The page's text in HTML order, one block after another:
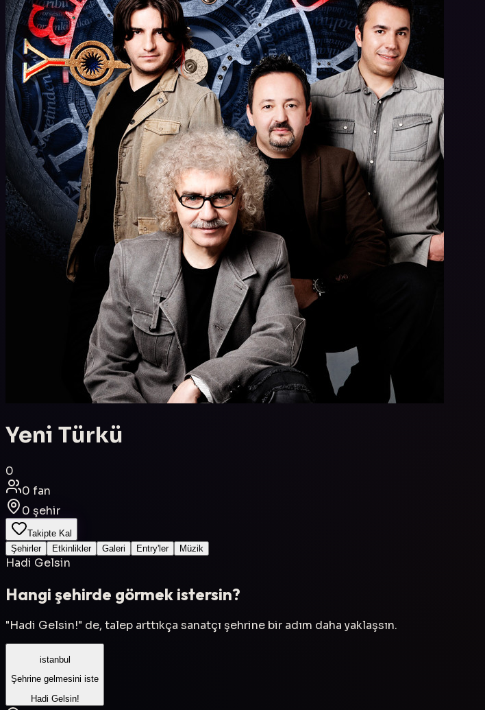
Yeni Türkü
0
0 fan
0 şehir
Takipte Kal
Şehirler
Etkinlikler Galeri Entry'ler Müzik
Hadi Gelsin
Hangi şehirde görmek istersin?
"Hadi Gelsin!" de, talep arttıkça sanatçı şehrine bir adım daha yaklaşsın.
istanbul
Şehrine gelmesini iste
Hadi Gelsin!